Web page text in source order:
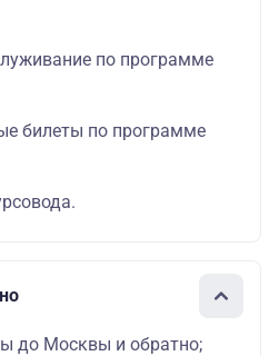
по программе
билеты по программе
до Москвы и обратно;